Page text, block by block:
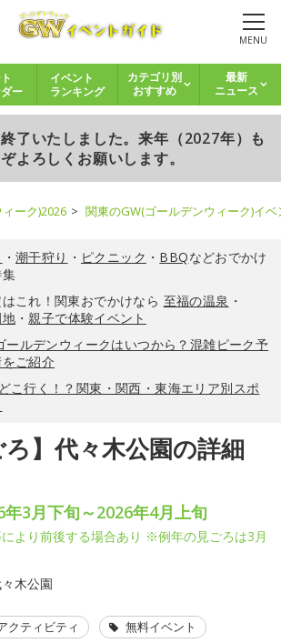
MENU
ー
イベント
ランキング
カテゴリ別
おすすめ
最新
ニュース
了いたしました。来年（2027年）も
よろしくお願いします。
ーク)2026 関東のGW(ゴールデンウィーク)イ
・ 潮干狩り ・ ピクニック ・ BBQなどおでかけ
これ！関東おでかけなら 至福の温泉 ・
・親子で体験イベント
ールデンウィークはいつから？混雑ピーク予
ご紹介
こ行く！？関東・関西・東海エリア別スポ
ろ】代々木公園の詳細
3月下旬～2026年4月上旬
より前後する場合あり ※例年の見ごろは3月
木公園
クティビティ 無料イベント